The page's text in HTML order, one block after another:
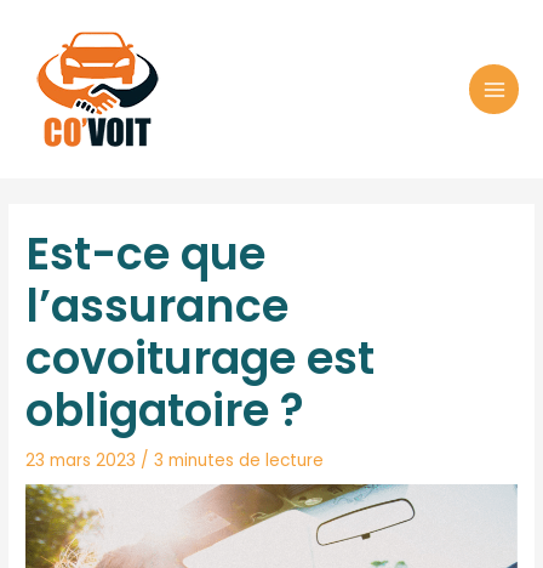
contenu
Est-ce que
l’assurance
covoiturage est
obligatoire ?
23 mars 2023 /3 minutes de lecture